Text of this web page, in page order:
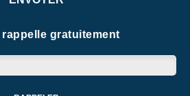
gratuitement